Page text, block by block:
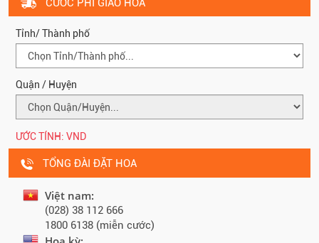
CƯỚC PHÍ GIAO HOA
Tỉnh/ Thành phố
Quận / Huyện
ƯỚC TÍNH: VND
TỔNG ĐÀI ĐẶT HOA
Việt nam:
(028) 38 112 666
1800 6138 (miễn cước)